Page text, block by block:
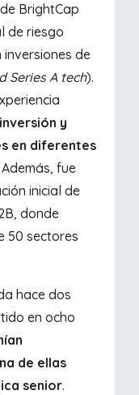
BrightCap
de riesgo
de
Series A tech).
y
en diferentes
Además, fue
inicial de
donde
50 sectores
hace dos
en ocho
de ellas
senior.